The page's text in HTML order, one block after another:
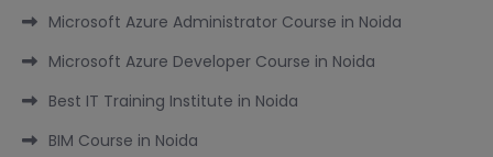
Microsoft Azure Administrator Course in Noida
Microsoft Azure Developer Course in Noida
Best IT Training Institute in Noida
BIM Course in Noida